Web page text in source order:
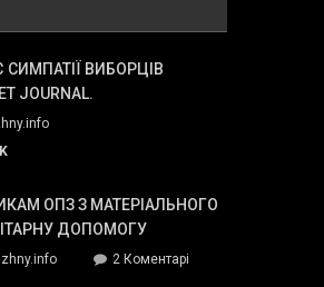
ВИБОРЦІВ
JOURNAL.
ОПЗ З МАТЕРІАЛЬНОГО
ДОПОМОГУ
2 Коментарідо